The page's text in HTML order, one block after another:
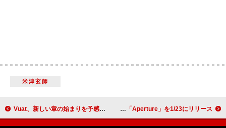
米津玄師
Vuat、新しい章の始まりを予感させる「青い讃唄」配信リリース ハリー・スタイルズ、ニューALより1stシングル「Aperture」を1/23にリリース